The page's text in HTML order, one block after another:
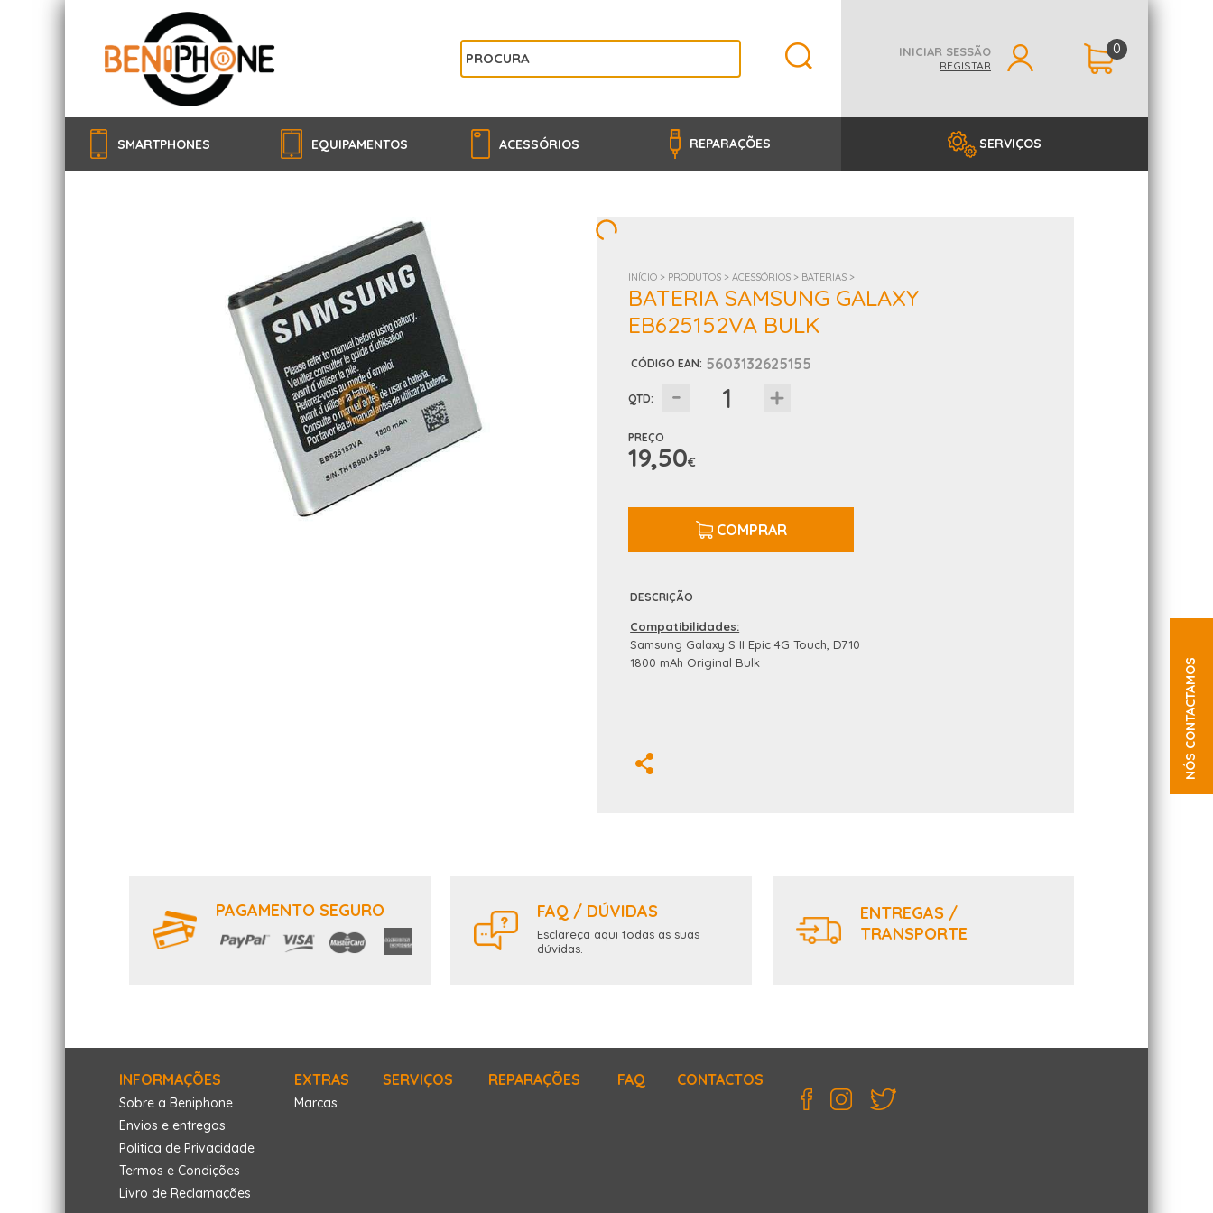
NÓS CONTACTAMOS
INICIAR SESSÃO
REGISTAR
0
SMARTPHONES EQUIPAMENTOS ACESSÓRIOS REPARAÇÕES SERVIÇOS
INÍCIO > PRODUTOS >ACESSÓRIOS > BATERIAS >
BATERIA SAMSUNG GALAXY
EB625152VA BULK
CÓDIGO EAN: 5603132625155
QTD:
PREÇO
19,50€
COMPRAR
DESCRIÇÃO
Compatibilidades:
Samsung Galaxy S II Epic 4G Touch, D710
1800 mAh Original Bulk
PAGAMENTO SEGURO FAQ / DÚVIDAS
Esclareça aqui todas as suas
dúvidas.
ENTREGAS /
TRANSPORTE
INFORMAÇÕES
Sobre a Beniphone
Envios e entregas
Politica de Privacidade
Termos e Condições
Livro de Reclamações
EXTRAS
Marcas
SERVIÇOS REPARAÇÕES FAQ CONTACTOS